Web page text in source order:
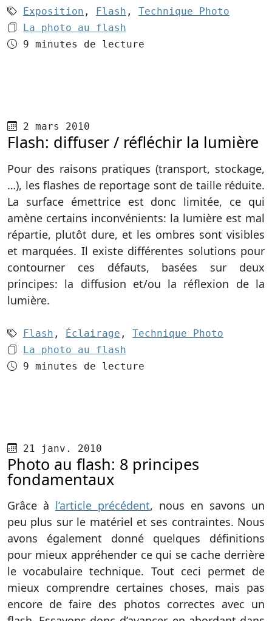
Mots-clés (3):
Exposition , Flash , Technique Photo
Le dossier 1:
La photo au flash
Temps de lecture
9 minutes de lecture
Publié le
2 mars 2010
Flash: diffuser / réfléchir la lumière
Pour des raisons pratiques (transport, stockage,
…), les flashes de reportage sont de taille réduite.
La surface émettrice est donc limitée, ce qui
amène certains inconvénients: la lumière est mal
répartie, plutôt dure, et les ombres sont visibles
et marquées. Il existe différentes solutions pour
contourner ces défauts, basées sur deux
principes: la diffusion et/ou la réflexion de la
lumière.
Mots-clés (3):
Flash , Éclairage , Technique Photo
Le dossier 1:
La photo au flash
Temps de lecture
9 minutes de lecture
Publié le
21 janv. 2010
Photo au flash: 8 principes
fondamentaux
Grâce à l’article précédent, nous en savons un
peu plus sur le matériel et ses contraintes. Nous
avons également donné quelques définitions
pour mieux appréhender ce qui se cache derrière
le vocabulaire technique. Tout ceci permet de
mieux comprendre certaines choses, mais pas
encore de faire des photos correctes avec un